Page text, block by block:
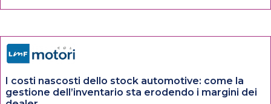
I costi nascosti dello stock automotive: come la
gestione dell’inventario sta erodendo i margini dei